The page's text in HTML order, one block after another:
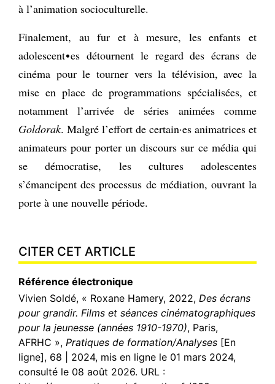
à l’animation socioculturelle.
Finalement, au fur et à mesure, les enfants et
adolescent∙es détournent le regard des écrans de
cinéma pour le tourner vers la télévision, avec la
mise en place de programmations spécialisées, et
notamment l’arrivée de séries animées comme
Goldorak. Malgré l’effort de certain·es animatrices et
animateurs pour porter un discours sur ce média qui
se démocratise, les cultures adolescentes
s’émancipent des processus de médiation, ouvrant la
porte à une nouvelle période.
CITER CET ARTICLE
Référence électronique
Vivien Soldé, « Roxane Hamery, 2022, Des écrans
pour grandir. Films et séances cinématographiques
pour la jeunesse (années 1910-1970), Paris,
AFRHC », Pratiques de formation/Analyses [En
ligne], 68 | 2024, mis en ligne le 01 mars 2024,
consulté le 08 août 2026. URL :